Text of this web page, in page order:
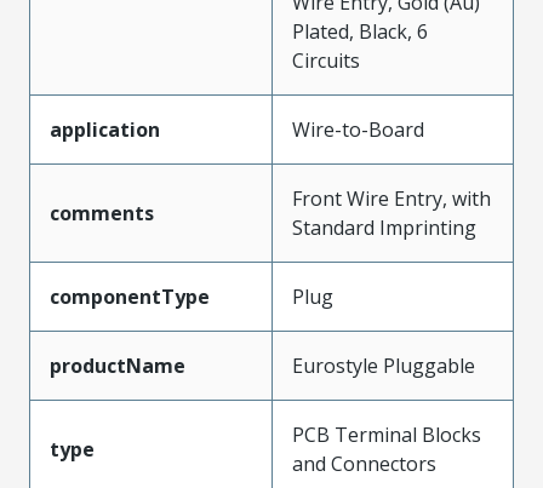
Plated, Black, 6
Circuits
application Wire-to-Board
comments
Front Wire Entry, with
Standard Imprinting
componentType Plug
productName Eurostyle Pluggable
type
PCB Terminal Blocks
and Connectors